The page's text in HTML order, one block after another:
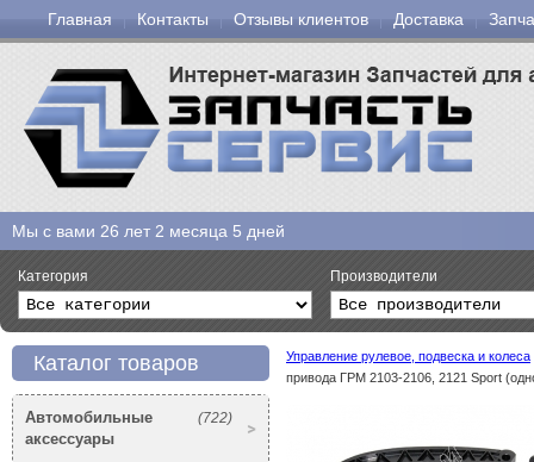
Главная Контакты Отзывы клиентов Доставка
Мы с вами 26 лет 2 месяца 5 дней
Категория Производители
Каталог товаров
(722)
Автомобильные
аксессуары
Управление рулевое, подвеска и колеса
привода ГРМ 2103-2106, 2121 Sport